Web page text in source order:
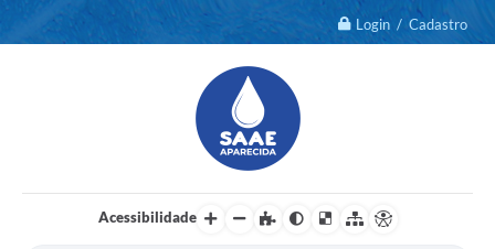
Login / Cadastro
Acessibilidade